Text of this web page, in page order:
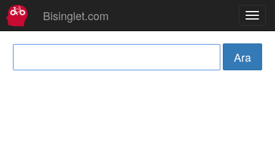
Bisinglet.com